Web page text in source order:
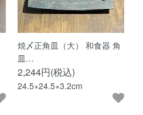
焼〆正角皿（大） 和食器 角
皿…
2,244円(税込)
24.5×24.5×3.2cm